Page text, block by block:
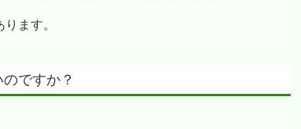
ます。
ですか？